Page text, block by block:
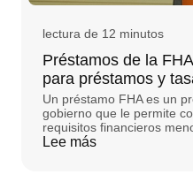
lectura de 12 minutos
Préstamos de la
para préstamos y
Un préstamo FHA es un
gobierno que le permite
requisitos financieros
Lee más